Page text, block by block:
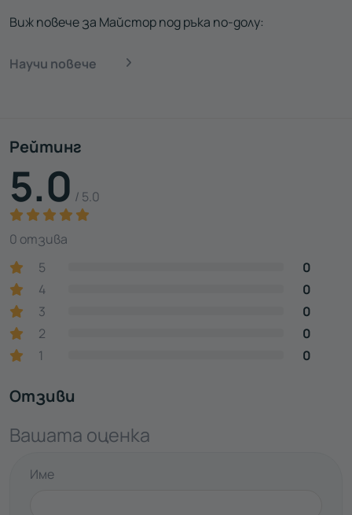
Виж повече за Майстор под ръка по-долу:
Научи повече
Рейтинг
5.0 / 5.0
0 отзива
5
0
4
0
3
0
2
0
1
0
Отзиви
Вашата оценка
Име